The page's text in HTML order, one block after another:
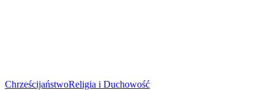
ChrześcijaństwoReligia i Duchowość